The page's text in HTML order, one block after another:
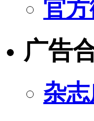
官
广告
杂志